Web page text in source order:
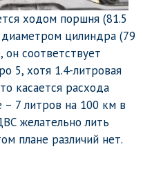
ходом поршня (81.5
цилиндра (79
соответствует
5, хотя 1.4-литровая
касается расхода
– 7 литров на 100 км в
желательно лить
плане различий нет.